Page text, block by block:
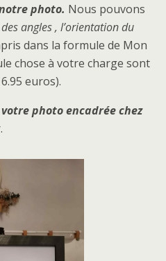
photo. Nous pouvons
angles , l’orientation du
dans la formule de Mon
chose à votre charge sont
euros).
votre photo encadrée chez